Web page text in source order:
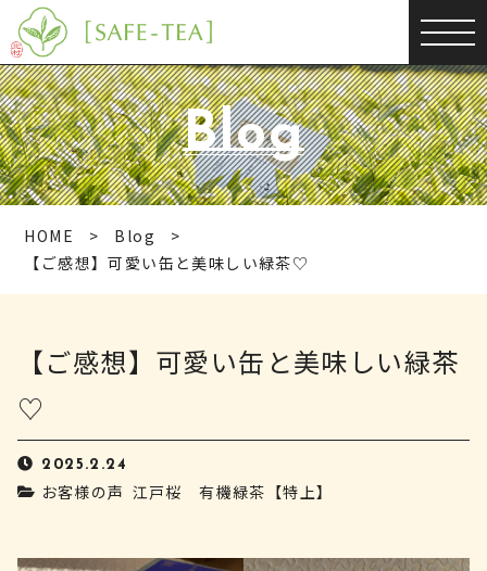
Blog
HOME
Blog
【ご感想】可愛い缶と美味しい緑茶♡
【ご感想】可愛い缶と美味しい緑茶
♡
2025.2.24
お客様の声 江戸桜 有機緑茶【特上】